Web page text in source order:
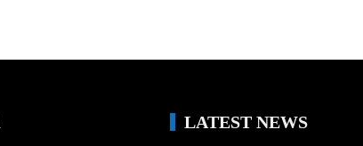
LATEST NEWS